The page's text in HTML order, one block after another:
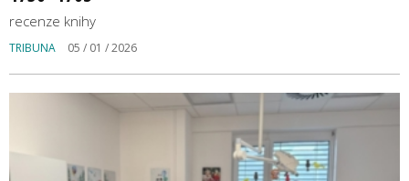
recenze knihy
TRIBUNA 05 / 01 / 2026